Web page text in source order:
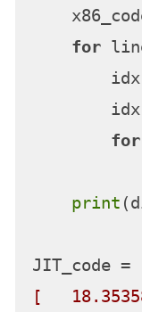
for
for
print
JIT_code =
[